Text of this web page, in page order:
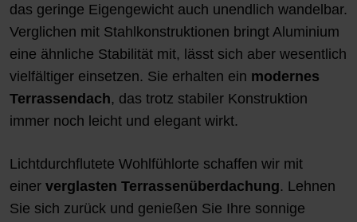
das geringe Eigengewicht auch unendlich wandelbar.
Verglichen mit Stahlkonstruktionen bringt Aluminium
eine ähnliche Stabilität mit, lässt sich aber wesentlich
vielfältiger einsetzen. Sie erhalten ein modernes
Terrassendach, das trotz stabiler Konstruktion
immer noch leicht und elegant wirkt.
Lichtdurchflutete Wohlfühlorte schaffen wir mit
einer verglasten Terrassenüberdachung. Lehnen
Sie sich zurück und genießen Sie Ihre sonnige